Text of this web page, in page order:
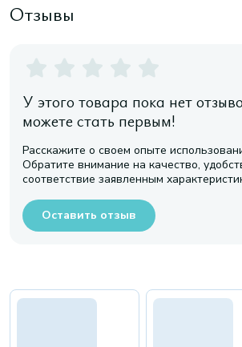
Отзывы
У этого товара пока нет
можете стать первым!
Расскажите о своем опыте
Обратите внимание на качество,
соответствие заявленным
Оставить отзыв